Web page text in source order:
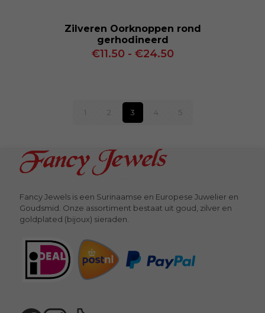
Zilveren Oorknoppen rond
gerhodineerd
€11.50 - €24.50Prijsklasse:
1 2 3 4 5
Fancy Jewels is een Surinaamse en Europese Juwelier en
Goudsmid. Onze assortiment bestaat uit goud, zilver en
goldplated (bijoux) sieraden.